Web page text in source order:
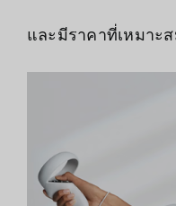
และมีราคาที่เหมาะ